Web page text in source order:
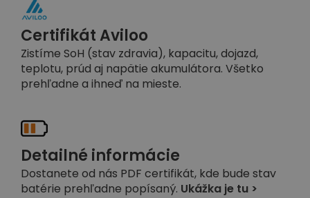
Certifikát Aviloo
Zistíme SoH (stav zdravia), kapacitu, dojazd,
teplotu, prúd aj napätie akumulátora. Všetko
prehľadne a ihneď na mieste.
Detailné informácie
Dostanete od nás PDF certifikát, kde bude stav
batérie prehľadne popísaný. Ukážka je tu >